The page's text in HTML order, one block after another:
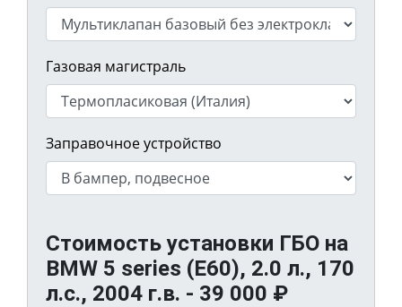
Газовая магистраль
Заправочное устройство
Стоимость установки ГБО на
BMW 5 series (E60), 2.0 л., 170
л.с., 2004 г.в. - 39 000 ₽